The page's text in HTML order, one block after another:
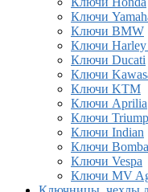
Ключи
Ключи BMW
Ключи Harley
Ключи Ducati
Ключи
Ключи KTM
Ключи Aprilia
Ключи
Ключи Indian
Ключи
Ключи Vespa
Ключи MV